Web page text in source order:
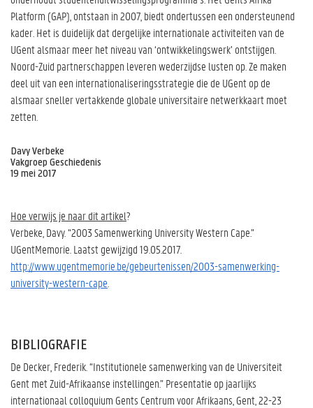
Platform (GAP), ontstaan in 2007, biedt ondertussen een ondersteunend
kader. Het is duidelijk dat dergelijke internationale activiteiten van de
UGent alsmaar meer het niveau van ‘ontwikkelingswerk’ ontstijgen.
Noord-Zuid partnerschappen leveren wederzijdse lusten op. Ze maken
deel uit van een internationaliseringsstrategie die de UGent op de
alsmaar sneller vertakkende globale universitaire netwerkkaart moet
zetten.
Davy Verbeke
Vakgroep Geschiedenis
19 mei 2017
Hoe verwijs je naar dit artikel?
Verbeke, Davy. “2003 Samenwerking University Western Cape.”
UGentMemorie. Laatst gewijzigd 19.05.2017.
http://www.ugentmemorie.be/gebeurtenissen/2003-samenwerking-
university-western-cape
BIBLIOGRAFIE
De Decker, Frederik. “Institutionele samenwerking van de Universiteit
Gent met Zuid-Afrikaanse instellingen.” Presentatie op jaarlijks
internationaal colloquium Gents Centrum voor Afrikaans, Gent, 22-23